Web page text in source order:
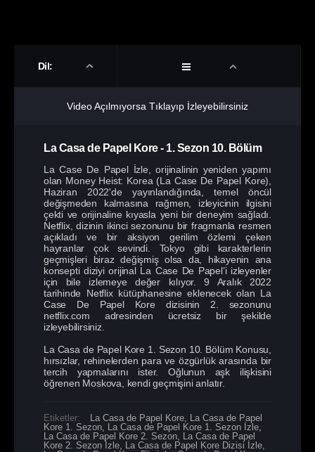
Dil:
Video Açılmıyorsa Tıklayıp İzleyebilirsiniz
La Casa de Papel Kore- 1. Sezon 10. Bölüm
La Case De Papel İzle, orijinalinin yeniden yapımı
olan Money Heist: Korea (La Case De Papel Kore),
Haziran 2022'de yayınlandığında, temel öncül
değişmeden kalmasına rağmen, izleyicinin ilgisini
çekti ve orijinaline kıyasla yeni bir deneyim sağladı.
Netflix, dizinin ikinci sezonunu bir fragmanla resmen
açıkladı ve bir aksiyon gerilim özlemi çeken
hayranlar çok sevindi. Tokyo gibi karakterlerin
geçmişleri biraz değişmiş olsa da, hikayenin ana
konsepti diziyi orijinal La Case De Papel’i izleyenler
için bile izlemeye değer kılıyor. 9 Aralık 2022
tarihinde Netflix kütüphanesine eklenecek olan La
Case De Papel Kore dizisinin 2. sezonunu
netflix.com adresinden ücretsiz bir şekilde
izleyebilirsiniz.
La Casa de Papel Kore 1. Sezon 10. Bölüm Konusu,
hırsızlar, rehinelerden para ve özgürlük arasında bir
tercih yapmalarını ister. Oğlunun aşk ilişkisini
öğrenen Moskova, kendi geçmişini anlatır.
Etiketler: La Casa de Papel Kore La Casa de Papel
Kore 1. Sezon La Casa de Papel Kore 1. Sezon İzle
La Casa de Papel Kore 2. Sezon La Casa de Papel
Kore 2. Sezon İzle La Casa de Papel Kore Dizisi İzle